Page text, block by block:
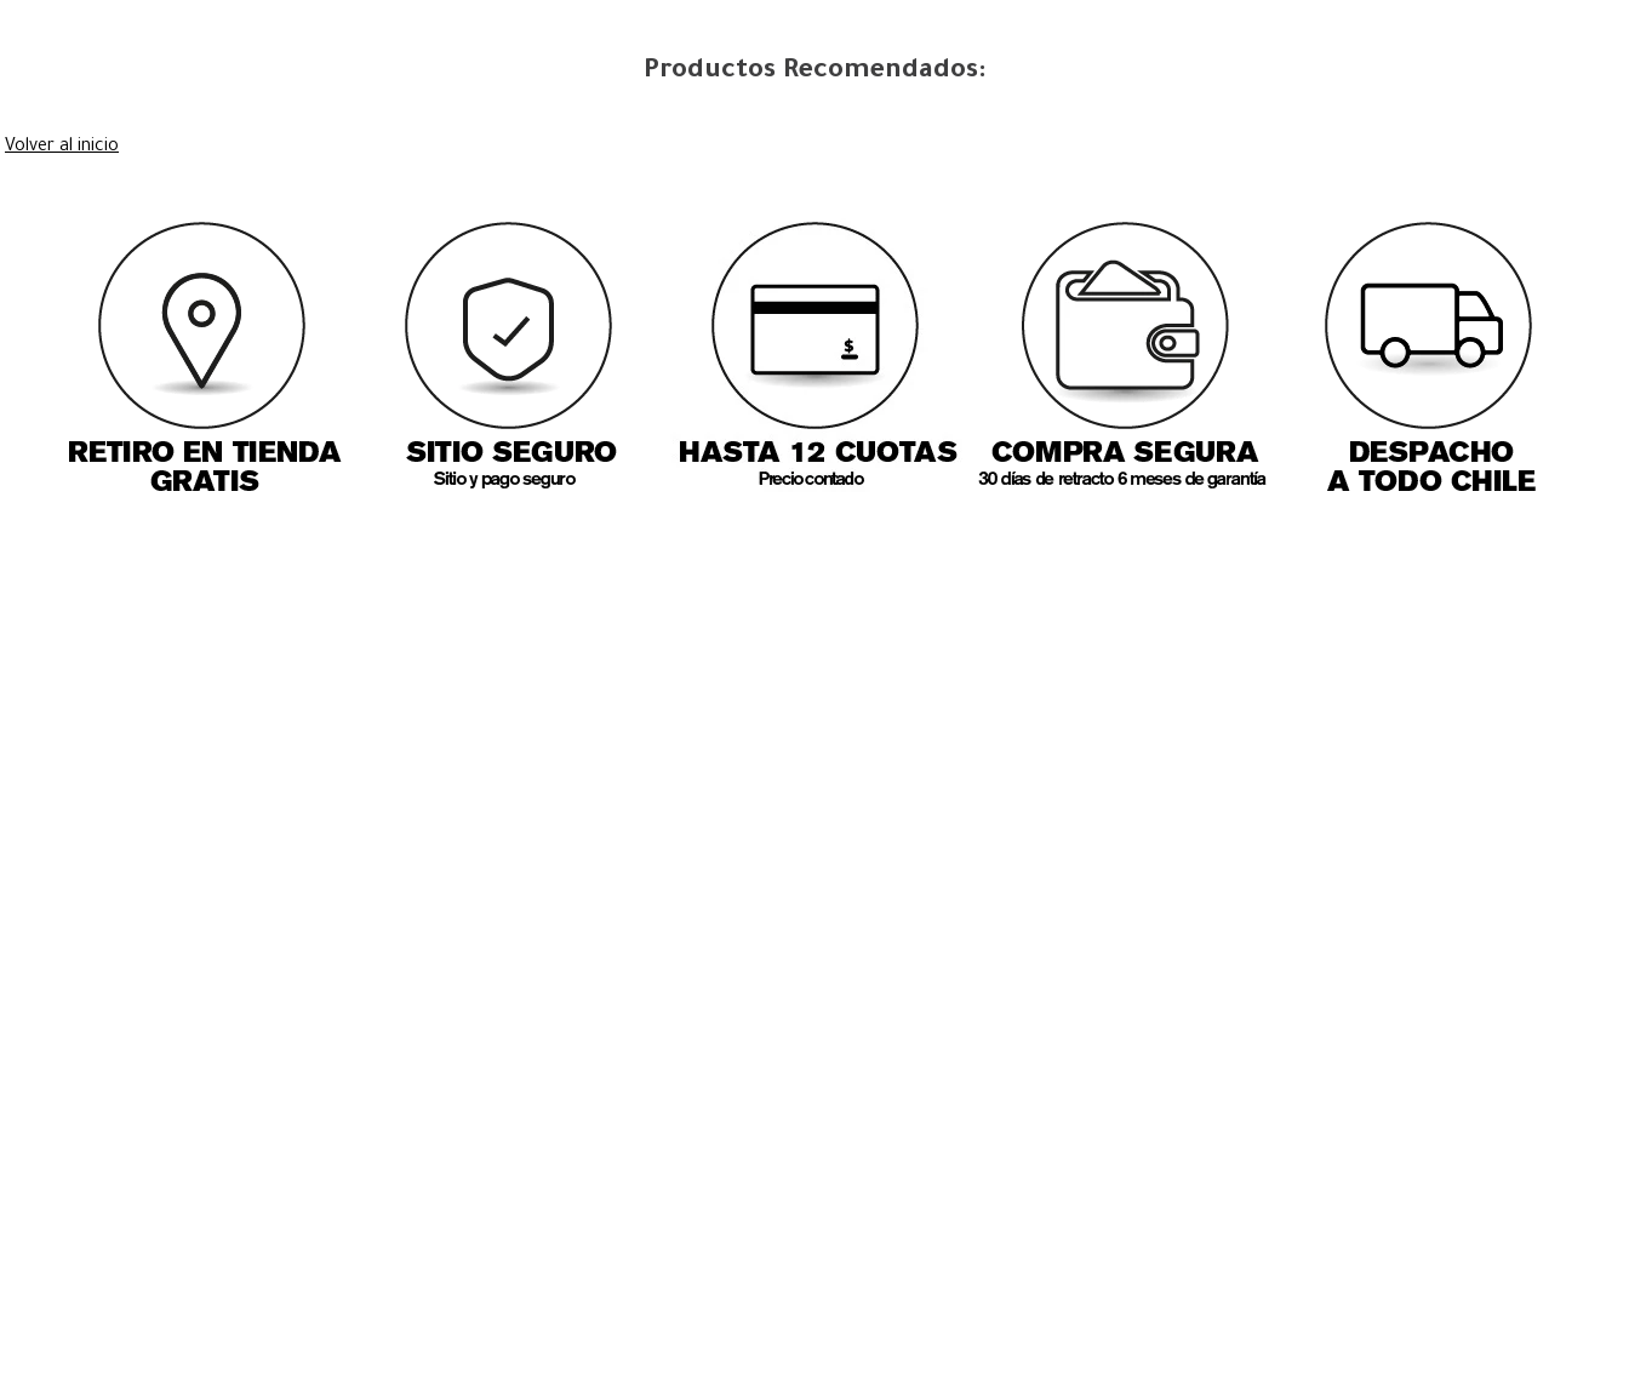
Productos Recomendados:
Volver al inicio